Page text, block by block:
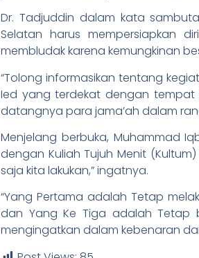
Dr. Tadjuddin dalam kata
Selatan harus mempersiapkan
membludak karena kemungkinan
“Tolong informasikan tentang
Ied yang terdekat dengan
datangnya para jama’ah dalam
Menjelang berbuka, Muhammad
dengan Kuliah Tujuh Menit
saja kita lakukan,” ingatnya.
“Yang Pertama adalah Tetap
dan Yang Ke Tiga adalah Tetap
mengingatkan dalam kebenaran